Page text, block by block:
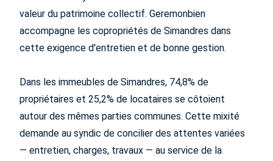
valeur du patrimoine collectif. Geremonbien
accompagne les copropriétés de Simandres dans
cette exigence d'entretien et de bonne gestion.
Dans les immeubles de Simandres, 74,8% de
propriétaires et 25,2% de locataires se côtoient
autour des mêmes parties communes. Cette mixité
demande au syndic de concilier des attentes variées
— entretien, charges, travaux — au service de la